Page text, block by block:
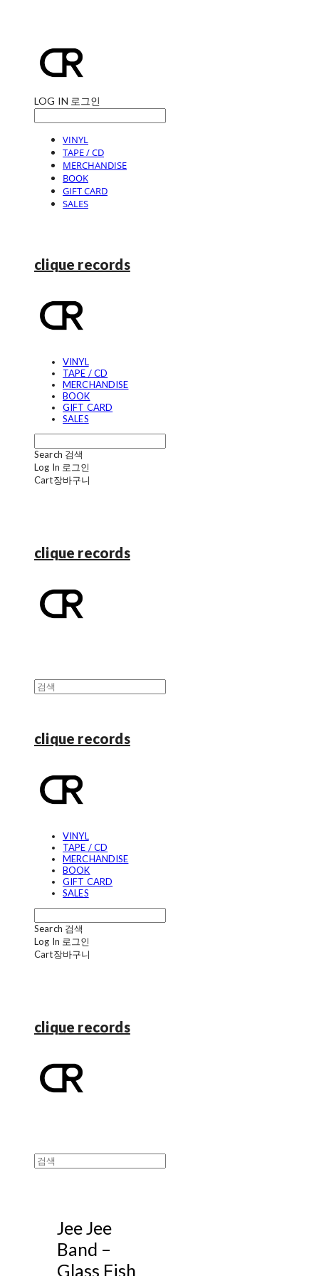
LOG IN 로그인
VINYL
TAPE / CD
MERCHANDISE
BOOK
GIFT CARD
SALES
clique records
VINYL
TAPE / CD
MERCHANDISE
BOOK
GIFT CARD
SALES
Search 검색
Log In 로그인
Cart장바구니
clique records
clique records
VINYL
TAPE / CD
MERCHANDISE
BOOK
GIFT CARD
SALES
Search 검색
Log In 로그인
Cart장바구니
clique records
Jee Jee
Band ‎–
Glass Fish